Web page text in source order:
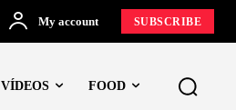
My account SUBSCRIBE
VÍDEOS FOOD